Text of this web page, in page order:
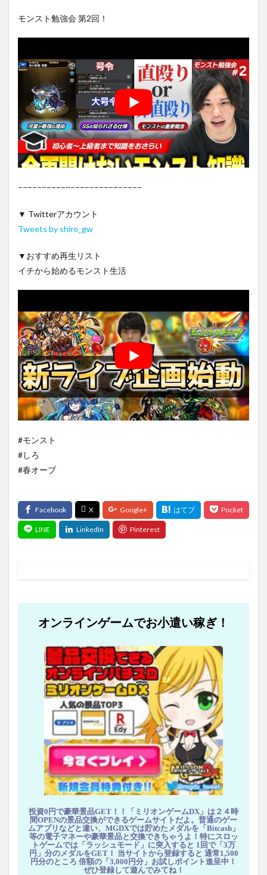
モンスト勉強会 第2回！
−−−−−−−−−−−−−−−−−−−−−−−−−−
▼ Twitterアカウント
Tweets by shiro_gw
▼おすすめ再生リスト
イチから始めるモンスト生活
#モンスト
#しろ
#春オーブ
オンラインゲームでお小遣い稼ぎ！
投資0円で豪華景品GET！！「ミリオンゲームDX」は２４時
間OPENの景品交換ができるゲームサイトだよ。普通のゲー
ムアプリなどと違い、MGDXでは貯めたメダルを「Bitcash」
等の電子マネーや豪華景品と交換できちゃうよ！特にスロッ
トゲームでは「ラッシュモード」に突入すると 1回で「3万
円」分のメダルをGET！ 当サイトから登録すると 通常1,500
円分のところ 倍額の「3,000円分」お試しポイント進呈中！
ぜひ登録して遊んでみてね！